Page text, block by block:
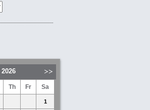
2026
Th Fr Sa
1